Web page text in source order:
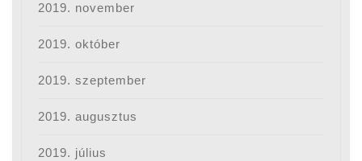
2019. november
2019. október
2019. szeptember
2019. augusztus
2019. július